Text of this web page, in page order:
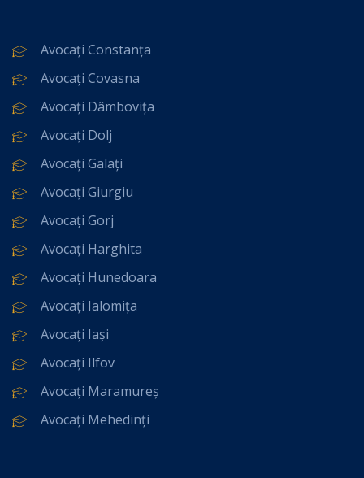
Avocați Constanța
Avocați Covasna
Avocați Dâmbovița
Avocați Dolj
Avocați Galați
Avocați Giurgiu
Avocați Gorj
Avocați Harghita
Avocați Hunedoara
Avocați Ialomița
Avocați Iași
Avocați Ilfov
Avocați Maramureș
Avocați Mehedinți